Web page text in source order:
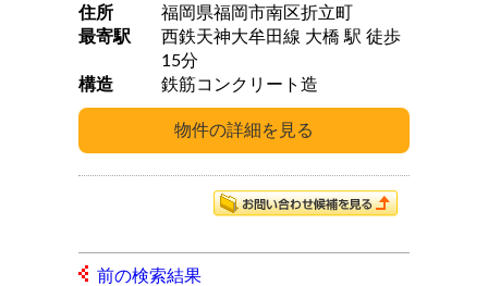
住所
福岡県福岡市南区折立町
最寄駅
西鉄天神大牟田線 大橋 駅 徒歩
15分
構造
鉄筋コンクリート造
前の検索結果